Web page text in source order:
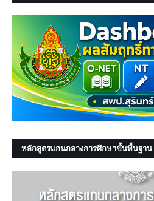
หลักสูตรแกนกลางการศึกษาขั้นพื้นฐาน